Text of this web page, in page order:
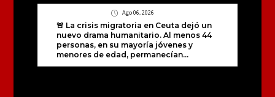
Ago 06, 2026
🚨 La crisis migratoria en Ceuta dejó un
nuevo drama humanitario. Al menos 44
personas, en su mayoría jóvenes y
menores de edad, permanecían...